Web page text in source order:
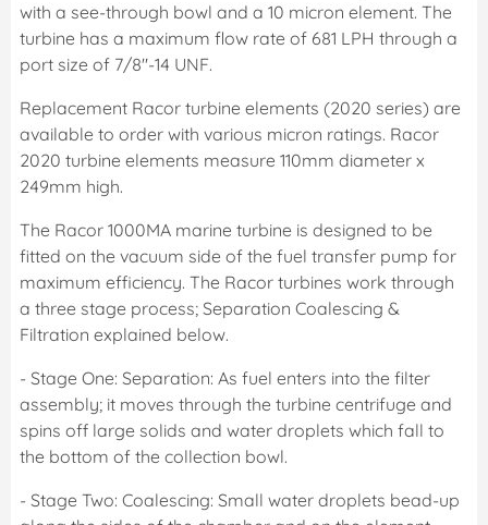
with a see-through bowl and a 10 micron element. The
turbine has a maximum flow rate of 681 LPH through a
port size of 7/8"-14 UNF.
Replacement Racor turbine elements (2020 series) are
available to order with various micron ratings. Racor
2020 turbine elements measure 110mm diameter x
249mm high.
The Racor 1000MA marine turbine is designed to be
fitted on the vacuum side of the fuel transfer pump for
maximum efficiency. The Racor turbines work through
a three stage process; Separation Coalescing &
Filtration explained below.
- Stage One: Separation: As fuel enters into the filter
assembly; it moves through the turbine centrifuge and
spins off large solids and water droplets which fall to
the bottom of the collection bowl.
- Stage Two: Coalescing: Small water droplets bead-up